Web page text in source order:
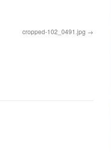
cropped-102_0491.jpg